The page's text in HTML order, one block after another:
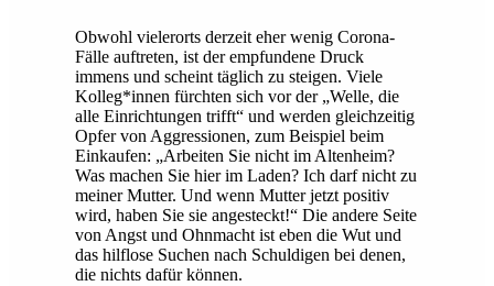
Obwohl vielerorts derzeit eher wenig Corona-
Fälle auftreten, ist der empfundene Druck
immens und scheint täglich zu steigen. Viele
Kolleg*innen fürchten sich vor der „Welle, die
alle Einrichtungen trifft“ und werden gleichzeitig
Opfer von Aggressionen, zum Beispiel beim
Einkaufen: „Arbeiten Sie nicht im Altenheim?
Was machen Sie hier im Laden? Ich darf nicht zu
meiner Mutter. Und wenn Mutter jetzt positiv
wird, haben Sie sie angesteckt!“ Die andere Seite
von Angst und Ohnmacht ist eben die Wut und
das hilflose Suchen nach Schuldigen bei denen,
die nichts dafür können.